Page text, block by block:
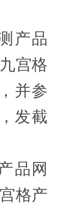
产品
宫格
并参
发截
品网
格产